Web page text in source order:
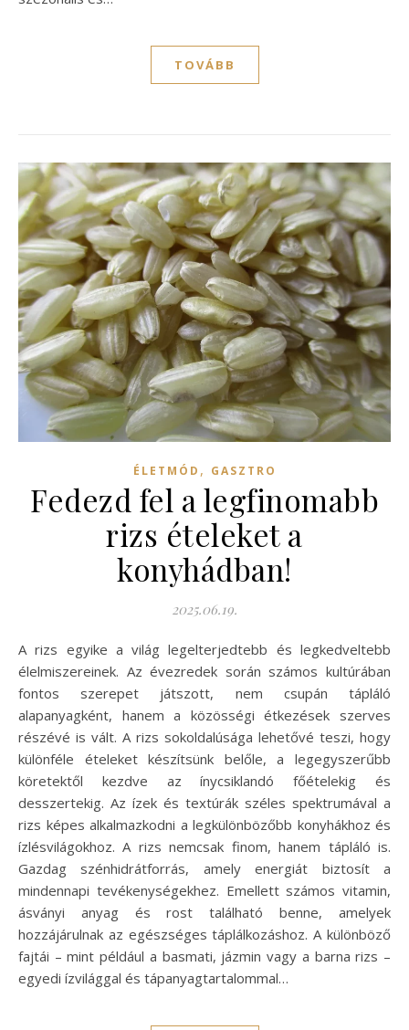
TOVÁBB
ÉLETMÓD , GASZTRO
Fedezd fel a legfinomabb
rizs ételeket a
konyhádban!
2025.06.19.
A rizs egyike a világ legelterjedtebb és legkedveltebb
élelmiszereinek. Az évezredek során számos kultúrában
fontos szerepet játszott, nem csupán tápláló
alapanyagként, hanem a közösségi étkezések szerves
részévé is vált. A rizs sokoldalúsága lehetővé teszi, hogy
különféle ételeket készítsünk belőle, a legegyszerűbb
köretektől kezdve az ínycsiklandó főételekig és
desszertekig. Az ízek és textúrák széles spektrumával a
rizs képes alkalmazkodni a legkülönbözőbb konyhákhoz és
ízlésvilágokhoz. A rizs nemcsak finom, hanem tápláló is.
Gazdag szénhidrátforrás, amely energiát biztosít a
mindennapi tevékenységekhez. Emellett számos vitamin,
ásványi anyag és rost található benne, amelyek
hozzájárulnak az egészséges táplálkozáshoz. A különböző
fajtái – mint például a basmati, jázmin vagy a barna rizs –
egyedi ízvilággal és tápanyagtartalommal…